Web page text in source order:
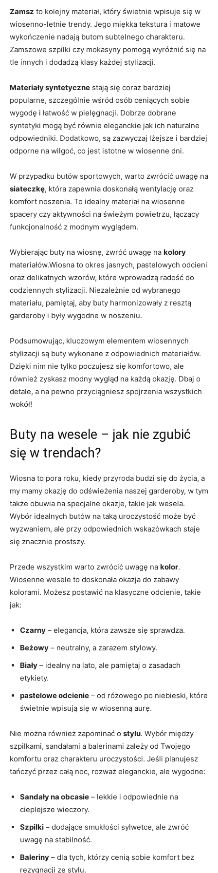
Zamsz to kolejny materiał, który świetnie wpisuje się w
wiosenno-letnie trendy. Jego miękka tekstura i matowe
wykończenie nadają butom subtelnego charakteru.
Zamszowe szpilki czy mokasyny pomogą wyróżnić się na
tle innych i dodadzą klasy każdej stylizacji.
Materiały syntetyczne stają się coraz bardziej
popularne, szczególnie wśród osób ceniących sobie
wygodę i łatwość w pielęgnacji. Dobrze dobrane
syntetyki mogą być równie eleganckie jak ich naturalne
odpowiedniki. Dodatkowo, są zazwyczaj lżejsze i bardziej
odporne na wilgoć, co jest istotne w wiosenne dni.
W przypadku butów sportowych, warto zwrócić uwagę na
siateczkę, która zapewnia doskonałą wentylację oraz
komfort noszenia. To idealny materiał na wiosenne
spacery czy aktywności na świeżym powietrzu, łączący
funkcjonalność z modnym wyglądem.
Wybierając buty na wiosnę, zwróć uwagę na kolory
materiałów.Wiosna to okres jasnych, pastelowych odcieni
oraz delikatnych wzorów, które wprowadzą radość do
codziennych stylizacji. Niezależnie od wybranego
materiału, pamiętaj, aby buty harmonizowały z resztą
garderoby i były wygodne w noszeniu.
Podsumowując, kluczowym elementem wiosennych
stylizacji są buty wykonane z odpowiednich materiałów.
Dzięki nim nie tylko poczujesz się komfortowo, ale
również zyskasz modny wygląd na każdą okazję. Dbaj o
detale, a na pewno przyciągniesz spojrzenia wszystkich
wokół!
Buty na wesele – jak nie zgubić
się w trendach?
Wiosna to pora roku, kiedy przyroda budzi się do życia, a
my mamy okazję do odświeżenia naszej garderoby, w tym
także obuwia na specjalne okazje, takie jak wesela.
Wybór idealnych butów na taką uroczystość może być
wyzwaniem, ale przy odpowiednich wskazówkach staje
się znacznie prostszy.
Przede wszystkim warto zwrócić uwagę na kolor.
Wiosenne wesele to doskonała okazja do zabawy
kolorami. Możesz postawić na klasyczne odcienie, takie
jak:
Czarny – elegancja, która zawsze się sprawdza.
Beżowy – neutralny, a zarazem stylowy.
Biały – idealny na lato, ale pamiętaj o zasadach
etykiety.
pastelowe odcienie – od różowego po niebieski, które
świetnie wpisują się w wiosenną aurę.
Nie można również zapominać o stylu. Wybór między
szpilkami, sandałami a balerinami zależy od Twojego
komfortu oraz charakteru uroczystości. Jeśli planujesz
tańczyć przez całą noc, rozważ eleganckie, ale wygodne:
Sandały na obcasie – lekkie i odpowiednie na
cieplejsze wieczory.
Szpilki – dodające smukłości sylwetce, ale zwróć
uwagę na stabilność.
Baleriny – dla tych, którzy cenią sobie komfort bez
rezygnacji ze stylu.